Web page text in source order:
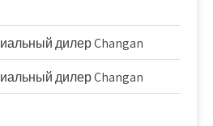
дилер Changan
дилер Changan